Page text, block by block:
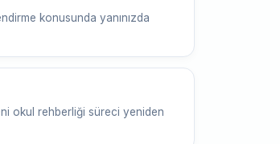
konusunda yanınızda
okul rehberliği süreci yeniden